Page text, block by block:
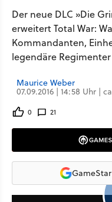
Der neue DLC »Die
erweitert Total War:
Kommandanten,
legendäre
Maurice Weber
07.09.2016 | 14:58 Uhr |
0 21